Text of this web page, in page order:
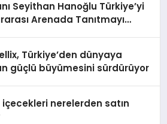
Seyithan Hanoğlu Türkiye’yi
Arenada Tanıtmayı
Türkiye’den dünyaya
güçlü büyümesini sürdürüyor
içecekleri nerelerden satın